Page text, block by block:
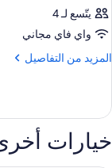
يتّسع لـ 4
واي فاي مجاني
المزيد من التفاصيل
المزيد
الغرفة
خيارات